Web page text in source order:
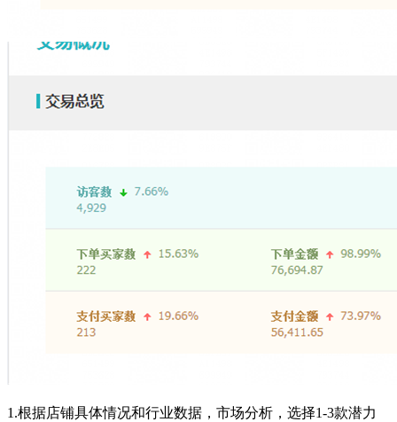
1.根据店铺具体情况和行业数据，市场分析，选择1-3款潜力